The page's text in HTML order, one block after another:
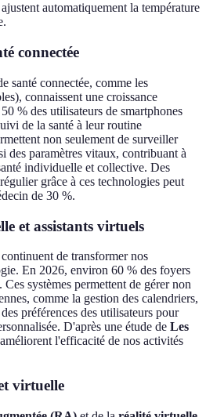
automatiquement la température
connectée
santé connectée, comme les
connaissent une croissance
% des utilisateurs de smartphones
de la santé à leur routine
non seulement de surveiller
des paramètres vitaux, contribuant à
individuelle et collective. Des
grâce à ces technologies peut
de 30 %.
et assistants virtuels
continuent de transformer nos
En 2026, environ 60 % des foyers
systèmes permettent de gérer non
comme la gestion des calendriers,
préférences des utilisateurs pour
D'après une étude de Les
améliorent l'efficacité de nos activités
virtuelle